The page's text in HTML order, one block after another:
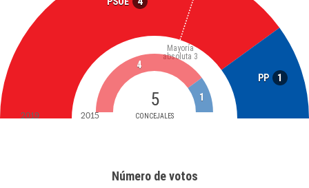
PP 1
5
CONCEJALES
Mayoría
absoluta 3
4
1
2019 2015
Número de votos